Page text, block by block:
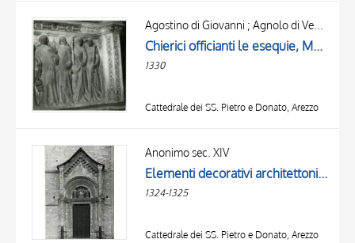
Chierici officianti le esequie, Motivi decorativi a cassettoni
1330
Cattedrale dei SS. Pietro e Donato, Arezzo
Anonimo sec. XIV
Elementi decorativi architettonici, Madonna con Bambino in trono e angeli, Gregorio X, San Donato, Virtù, Maria Vergine annunciata, Angelo annunciante, Allegoria della Carità, Allegoria della Giustizia, Allegoria della Fortezza, Santo vescovo
1324-1325
Cattedrale dei SS. Pietro e Donato, Arezzo